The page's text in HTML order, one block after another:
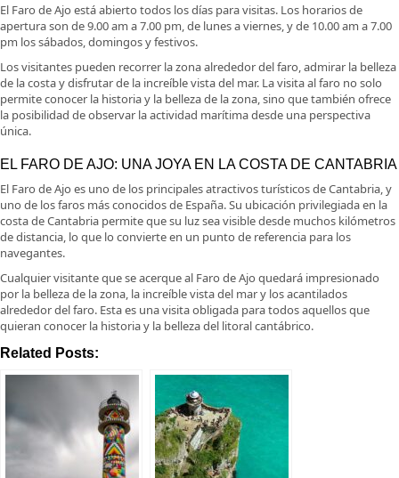
El Faro de Ajo está abierto todos los días para visitas. Los horarios de
apertura son de 9.00 am a 7.00 pm, de lunes a viernes, y de 10.00 am a 7.00
pm los sábados, domingos y festivos.
Los visitantes pueden recorrer la zona alrededor del faro, admirar la belleza
de la costa y disfrutar de la increíble vista del mar. La visita al faro no solo
permite conocer la historia y la belleza de la zona, sino que también ofrece
la posibilidad de observar la actividad marítima desde una perspectiva
única.
EL FARO DE AJO: UNA JOYA EN LA COSTA DE CANTABRIA
El Faro de Ajo es uno de los principales atractivos turísticos de Cantabria, y
uno de los faros más conocidos de España. Su ubicación privilegiada en la
costa de Cantabria permite que su luz sea visible desde muchos kilómetros
de distancia, lo que lo convierte en un punto de referencia para los
navegantes.
Cualquier visitante que se acerque al Faro de Ajo quedará impresionado
por la belleza de la zona, la increíble vista del mar y los acantilados
alrededor del faro. Esta es una visita obligada para todos aquellos que
quieran conocer la historia y la belleza del litoral cantábrico.
Related Posts: